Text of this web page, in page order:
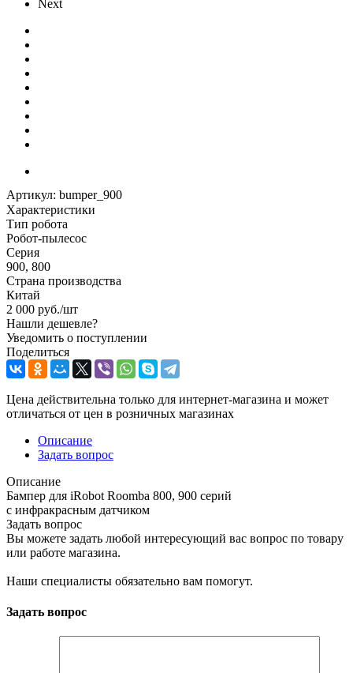
Next
Артикул: bumper_900
Характеристики
Тип робота
Робот-пылесос
Серия
900, 800
Страна производства
Китай
2 000 руб./шт
Нашли дешевле?
Уведомить о поступлении
Поделиться
Цена действительна только для интернет-магазина и может
отличаться от цен в розничных магазинах
Описание
Задать вопрос
Описание
Бампер для iRobot Roomba 800, 900 серий
с инфракрасным датчиком
Задать вопрос
Вы можете задать любой интересующий вас вопрос по товару
или работе магазина.
Наши специалисты обязательно вам помогут.
Задать вопрос